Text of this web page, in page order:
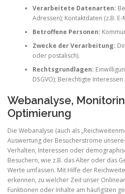
Verarbeitete Datenarten:
Adressen); Kontaktdaten (z.B.
Betroffene Personen:
Zwecke der Verarbeitung:
oder postalisch).
Rechtsgrundlagen:
DSGVO); Berechtigte Interessen
Webanalyse,
Optimierung
Die Webanalyse (auch als
Auswertung der Besucherströme
Verhalten, Interessen oder
Besuchern, wie z.B. das Alter oder das
Werte umfassen. Mit Hilfe der
erkennen, zu welcher Zeit unser
Funktionen oder Inhalte am häufigsten